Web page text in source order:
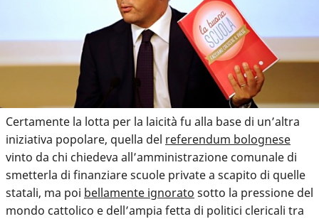
Certamente la lotta per la laicità fu alla base di un’altra
iniziativa popolare, quella del referendum bolognese
vinto da chi chiedeva all’amministrazione comunale di
smetterla di finanziare scuole private a scapito di quelle
statali, ma poi bellamente ignorato sotto la pressione del
mondo cattolico e dell’ampia fetta di politici clericali tra